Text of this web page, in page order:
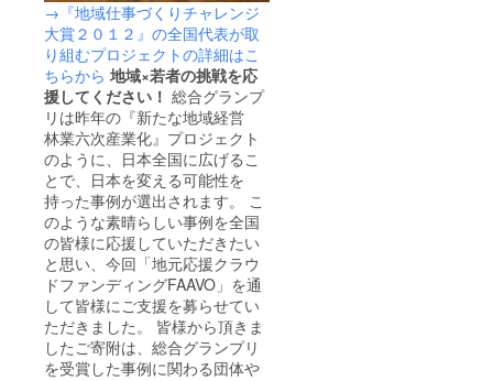
→『地域仕事づくりチャレンジ
大賞２０１２』の全国代表が取
り組むプロジェクトの詳細はこ
ちらから 地域×若者の挑戦を応
援してください！ 総合グランプ
リは昨年の『新たな地域経営
林業六次産業化』プロジェクト
のように、日本全国に広げるこ
とで、日本を変える可能性を
持った事例が選出されます。 こ
のような素晴らしい事例を全国
の皆様に応援していただきたい
と思い、今回「地元応援クラウ
ドファンディングFAAVO」を通
して皆様にご支援を募らせてい
ただきました。 皆様から頂きま
したご寄附は、総合グランプリ
を受賞した事例に関わる団体や